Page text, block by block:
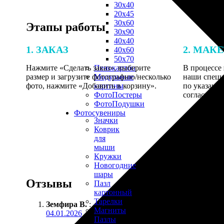
30х40
20х45
30х60
30х90
40х40
40х60
50х70
Пенокартон
Модульные
картины
ФотоПостеры
ФотоПодушки
Фотоcувениры
Значки
Коврик
для
мыши
Кружки
Новогодние
шары
Пазл
картонный
Тарелки
Магниты
Пазлы
Этапы работы
1. ЗАКАЗ
Нажмите «Сделать заказ», выберите
размер и загрузите фотографию/несколько
фото, нажмите «Добавить в корзину».
2.
В процессе
наши
по
Отзывы
Земфира В. :
04.01.2026